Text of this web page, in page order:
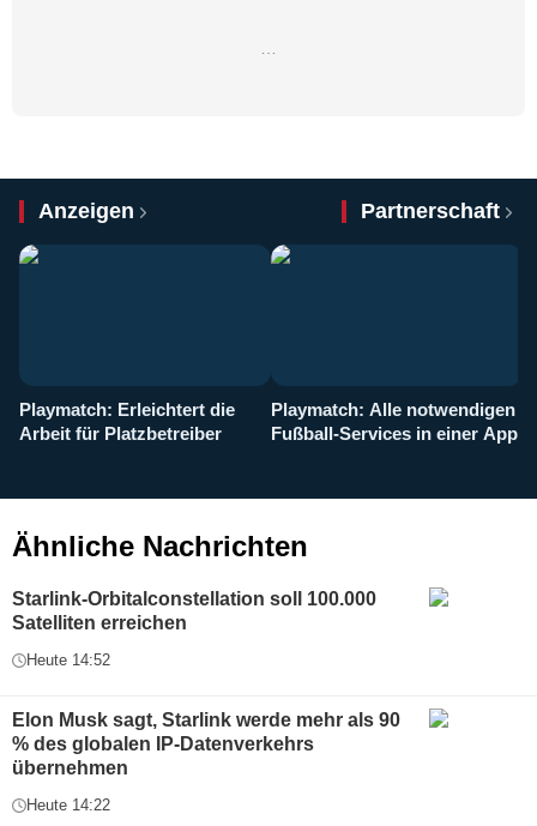
…
Anzeigen Partnerschaft
Playmatch: Erleichtert die
Arbeit für Platzbetreiber
Playmatch: Alle notwendigen
Fußball-Services in einer App
Ähnliche Nachrichten
Starlink-Orbitalconstellation soll 100.000
Satelliten erreichen
Heute 14:52
Elon Musk sagt, Starlink werde mehr als 90
% des globalen IP-Datenverkehrs
übernehmen
Heute 14:22